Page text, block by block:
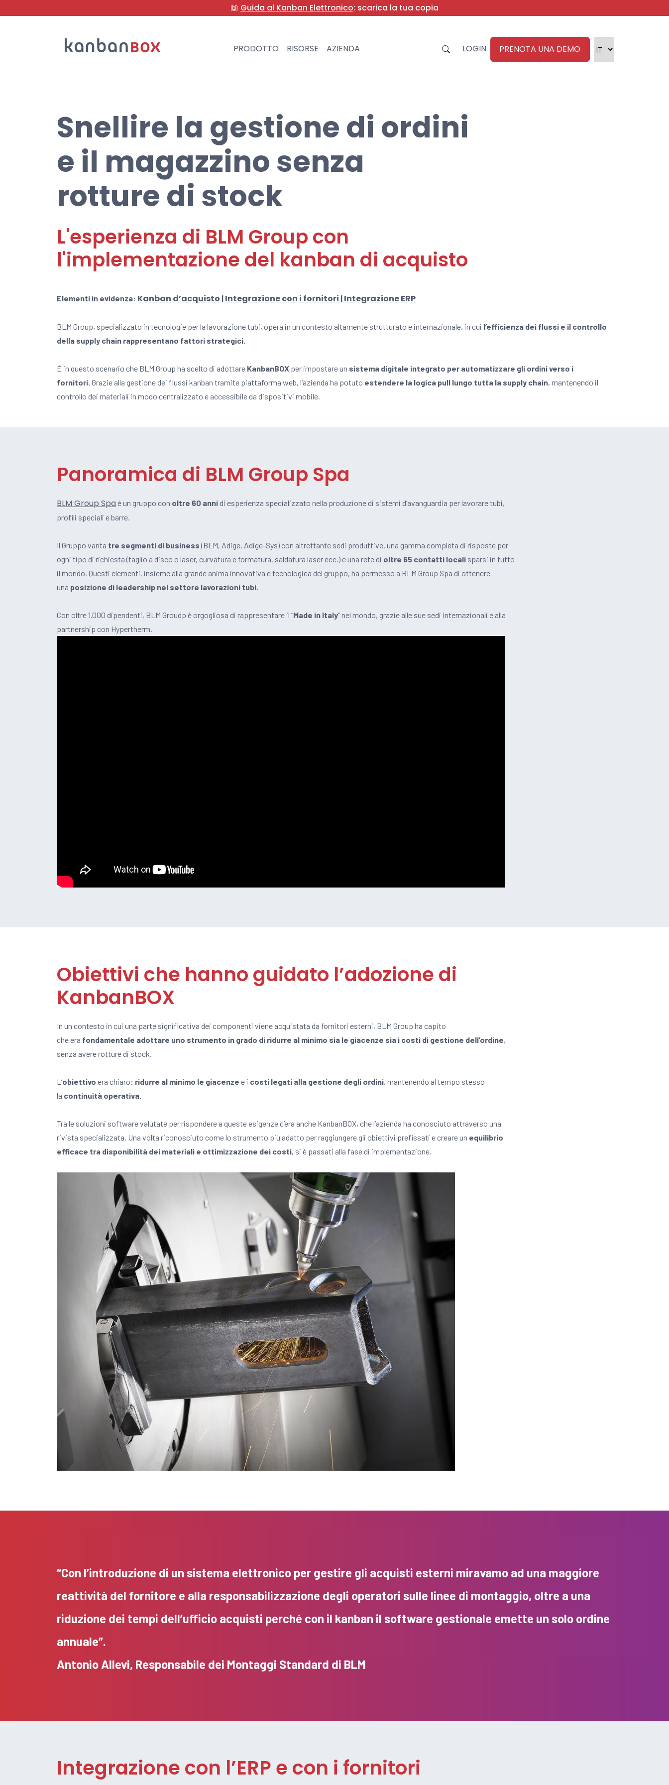
📖 Guida al Kanban Elettronico: scarica la tua copia
PRODOTTO RISORSE AZIENDA LOGIN PRENOTA UNA DEMO
Cerca
Snellire la gestione di ordini
e il magazzino senza
rotture di stock
L'esperienza di BLM Group con
l'implementazione del kanban di acquisto
Elementi in evidenza: Kanban d’acquisto | Integrazione con i fornitori | Integrazione ERP
BLM Group, specializzato in tecnologie per la lavorazione tubi, opera in un contesto altamente strutturato e internazionale, in cui l’efficienza dei flussi e il controllo
della supply chain rappresentano fattori strategici.
È in questo scenario che BLM Group ha scelto di adottare KanbanBOX per impostare un sistema digitale integrato per automatizzare gli ordini verso i
fornitori. Grazie alla gestione dei flussi kanban tramite piattaforma web, l’azienda ha potuto estendere la logica pull lungo tutta la supply chain, mantenendo il
controllo dei materiali in modo centralizzato e accessibile da dispositivi mobile.
Panoramica di BLM Group Spa
BLM Group Spa è un gruppo con oltre 60 anni di esperienza specializzato nella produzione di sistemi d’avanguardia per lavorare tubi,
profili speciali e barre.
Il Gruppo vanta tre segmenti di business (BLM, Adige, Adige-Sys) con altrettante sedi produttive, una gamma completa di risposte per
ogni tipo di richiesta (taglio a disco o laser, curvatura e formatura, saldatura laser ecc.) e una rete di oltre 65 contatti locali sparsi in tutto
il mondo. Questi elementi, insieme alla grande anima innovativa e tecnologica del gruppo, ha permesso a BLM Group Spa di ottenere
una posizione di leadership nel settore lavorazioni tubi.
Con oltre 1.000 dipendenti, BLM Groudp è orgogliosa di rappresentare il “Made in Italy” nel mondo, grazie alle sue sedi internazionali e alla
partnership con Hypertherm.
Obiettivi che hanno guidato l’adozione di
KanbanBOX
In un contesto in cui una parte significativa dei componenti viene acquistata da fornitori esterni, BLM Group ha capito
che era fondamentale adottare uno strumento in grado di ridurre al minimo sia le giacenze sia i costi di gestione dell’ordine,
senza avere rotture di stock.
L’obiettivo era chiaro: ridurre al minimo le giacenze e i costi legati alla gestione degli ordini, mantenendo al tempo stesso
la continuità operativa.
Tra le soluzioni software valutate per rispondere a queste esigenze c’era anche KanbanBOX, che l’azienda ha conosciuto attraverso una
rivista specializzata. Una volta riconosciuto come lo strumento più adatto per raggiungere gli obiettivi prefissati e creare un equilibrio
efficace tra disponibilità dei materiali e ottimizzazione dei costi, si è passati alla fase di implementazione.
“Con l’introduzione di un sistema elettronico per gestire gli acquisti esterni miravamo ad una maggiore
reattività del fornitore e alla responsabilizzazione degli operatori sulle linee di montaggio, oltre a una
riduzione dei tempi dell’ufficio acquisti perché con il kanban il software gestionale emette un solo ordine
annuale”.
Antonio Allevi, Responsabile dei Montaggi Standard di BLM
Integrazione con l’ERP e con i fornitori